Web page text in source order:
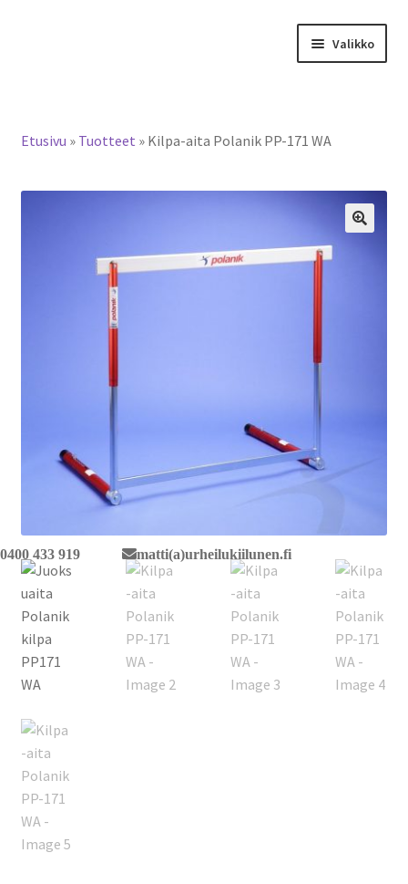
0400 433 919 matti(a)urheilukiilunen.fi
Valikko
tason
valikko
Etusivu » Tuotteet » Kilpa-aita Polanik PP-171 WA